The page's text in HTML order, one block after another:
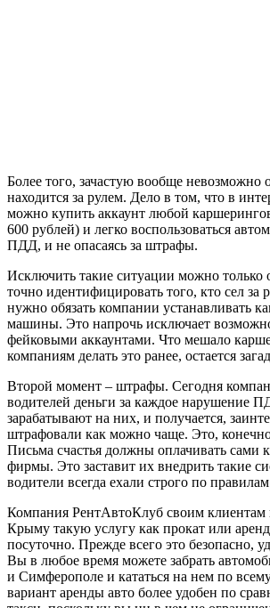
Более того, зачастую вообще невозможно
находится за рулем. Дело в том, что в
можно купить аккаунт любой
600 рублей) и легко воспользоваться
ПДД, и не опасаясь за штрафы.
Исключить такие ситуации можно только
точно идентифицировать того, кто сел за
нужно обязать компании устанавливать
машины. Это напрочь исключает
фейковыми аккаунтами. Что мешало
компаниям делать это ранее, остается
Второй момент – штрафы. Сегодня
водителей деньги за каждое нарушение
зарабатывают на них, и получается,
штрафовали как можно чаще. Это,
Письма счастья должны оплачивать сами
фирмы. Это заставит их внедрить такие
водители всегда ехали строго по
Компания РентАвтоКлуб своим клиентам
Крыму такую услугу как прокат или
посуточно. Прежде всего это безопасно,
Вы в любое время можете забрать
и Симферополе и кататься на нем по
вариант аренды авто более удобен по